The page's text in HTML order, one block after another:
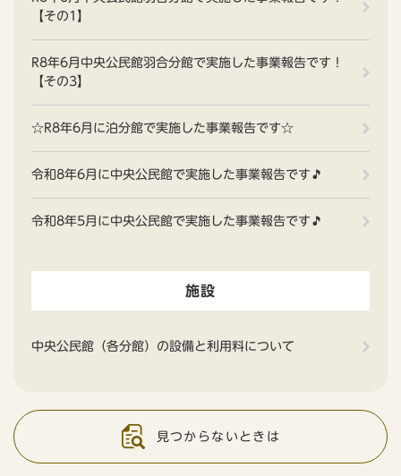
【その1】
R8年6月中央公民館羽合分館で実施した事業報告です！
【その3】
☆R8年6月に泊分館で実施した事業報告です☆
令和8年6月に中央公民館で実施した事業報告です🎵
令和8年5月に中央公民館で実施した事業報告です🎵
施設
中央公民館（各分館）の設備と利用料について
見つからないときは